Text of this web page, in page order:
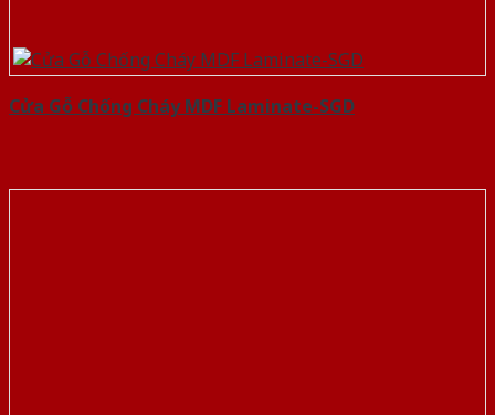
Cửa Gỗ Chống Cháy MDF Laminate-SGD